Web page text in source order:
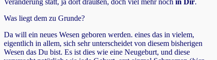
Was liegt dem zu Grunde?
Da will ein neues Wesen geboren werden. eines das in vielem,
eigentlich in allem, sich sehr unterscheidet von diesem bisherigen
Wesen das Du bist. Es ist dies wie eine Neugeburt, und diese